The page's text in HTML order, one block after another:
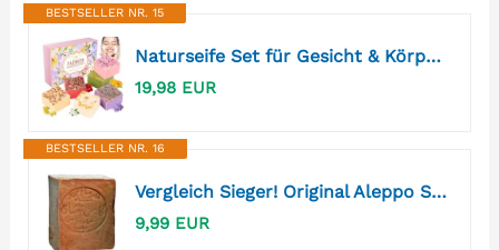
BESTSELLER NR. 15
Naturseife Set für Gesicht & Körper, 6 Stück Handgemachte Seife mit Blumen, Duschseife Sanfte Reinigung, Hydrating & Pflege für Glatte Haut, Geschenk für Muttertag & Geburtstag für Frauen
19,98 EUR
BESTSELLER NR. 16
Vergleich Sieger! Original Aleppo Seife 50%/50% - Olivenöl 50% Lorbeeröl 50% fürs Haar Gesicht & Körper - 100% Naturprodukt Vegane – Alepposeife Olivenölseife Handarbeit (1x Seife)
9,99 EUR